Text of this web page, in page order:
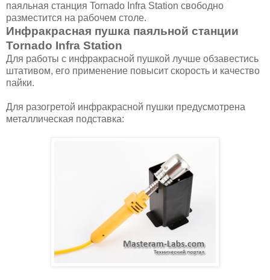
паяльная станция Tornado Infra Station свободно
разместится на рабочем столе.
Инфракрасная пушка паяльной станции
Tornado Infra Station
Для работы с инфракрасной пушкой лучше обзавестись
штативом, его применение повысит скорость и качество
пайки.
Для разогретой инфракрасной пушки предусмотрена
металлическая подставка: